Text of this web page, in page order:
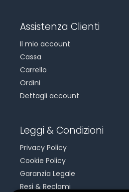
Assistenza Clienti
Il mio account
Cassa
Carrello
Ordini
Dettagli account
Leggi & Condizioni
Privacy Policy
Cookie Policy
Garanzia Legale
Resi & Reclami